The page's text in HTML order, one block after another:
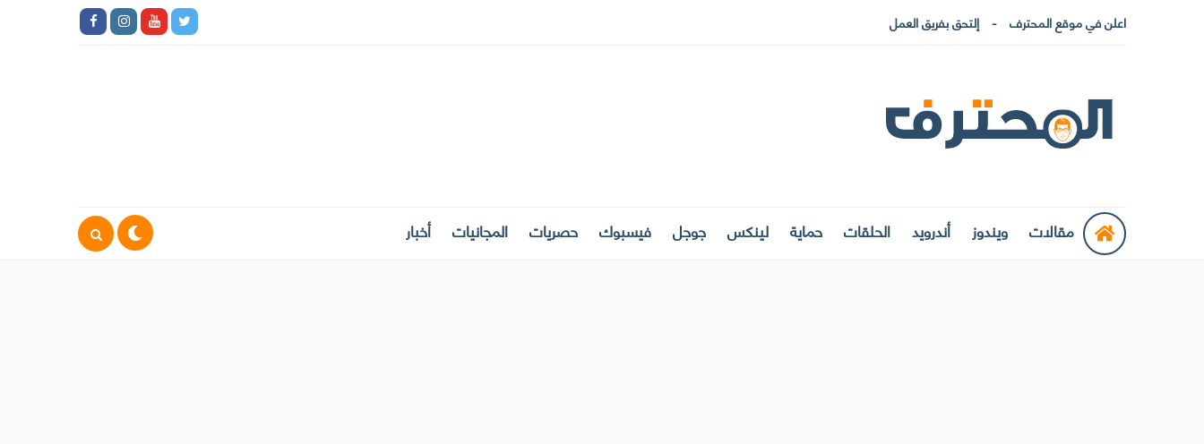
اعلن في موقع المحترف إلتحق بفريق العمل
مقالات ويندوز أندرويد الحلقات حماية لينكس جوجل فيسبوك حصريات المجانيات أخبار